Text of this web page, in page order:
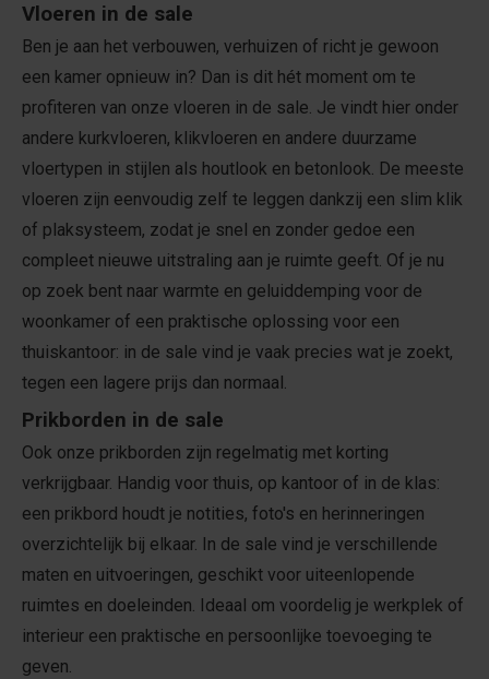
Vloeren in de sale
Ben je aan het verbouwen, verhuizen of richt je gewoon
een kamer opnieuw in? Dan is dit hét moment om te
profiteren van onze vloeren in de sale. Je vindt hier onder
andere kurkvloeren, klikvloeren en andere duurzame
vloertypen in stijlen als houtlook en betonlook. De meeste
vloeren zijn eenvoudig zelf te leggen dankzij een slim klik
of plaksysteem, zodat je snel en zonder gedoe een
compleet nieuwe uitstraling aan je ruimte geeft. Of je nu
op zoek bent naar warmte en geluiddemping voor de
woonkamer of een praktische oplossing voor een
thuiskantoor: in de sale vind je vaak precies wat je zoekt,
tegen een lagere prijs dan normaal.
Prikborden in de sale
Ook onze prikborden zijn regelmatig met korting
verkrijgbaar. Handig voor thuis, op kantoor of in de klas:
een prikbord houdt je notities, foto's en herinneringen
overzichtelijk bij elkaar. In de sale vind je verschillende
maten en uitvoeringen, geschikt voor uiteenlopende
ruimtes en doeleinden. Ideaal om voordelig je werkplek of
interieur een praktische en persoonlijke toevoeging te
geven.